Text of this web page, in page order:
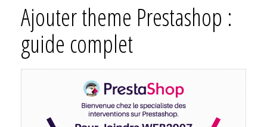
Ajouter theme Prestashop :
guide complet